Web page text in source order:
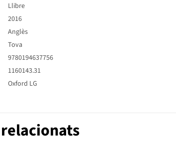
Llibre
2016
Anglès
Tova
9780194637756
1160143.31
Oxford LG